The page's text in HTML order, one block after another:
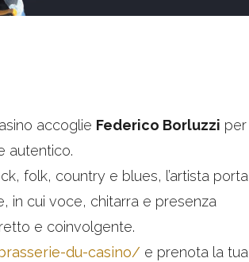
accoglie Federico Borluzzi per
autentico.
folk, country e blues, l’artista porta
in cui voce, chitarra e presenza
e coinvolgente.
du-casino/ e prenota la tua